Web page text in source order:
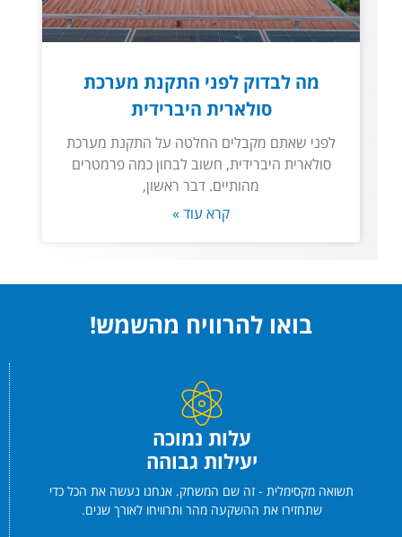
מה לבדוק לפני התקנת מערכת
סולארית היברידית
לפני שאתם מקבלים החלטה על התקנת מערכת
סולארית היברידית, חשוב לבחון כמה פרמטרים
מהותיים. דבר ראשון,
קרא עוד »
בואו להרוויח מהשמש!
עלות נמוכה
יעילות גבוהה
תשואה מקסימלית - זה שם המשחק. אנחנו נעשה את הכל כדי
שתחזירו את ההשקעה מהר ותרוויחו לאורך שנים.